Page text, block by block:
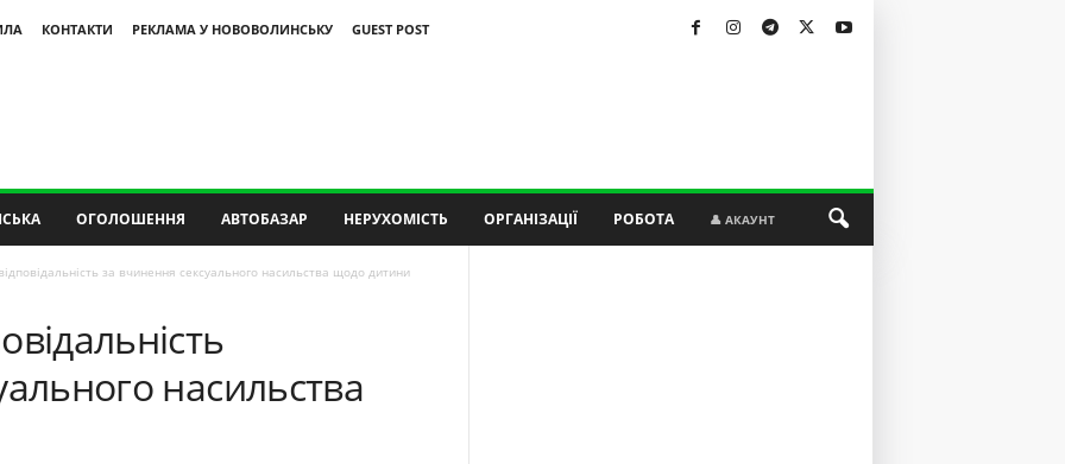
КОНТАКТИ РЕКЛАМА У НОВОВОЛИНСЬКУ
GUEST POST
ОГОЛОШЕННЯ АВТОБАЗАР НЕРУХОМІСТЬ ОРГАНІЗАЦІЇ РОБОТА 👤 АКАУНТ
за вчинення сексуального насильства щодо дитини
насильства